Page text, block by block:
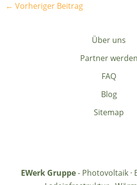
← Vorheriger Beitrag
Über uns
Partner werden
FAQ
Blog
Sitemap
EWerk Gruppe- Photovoltaik ·